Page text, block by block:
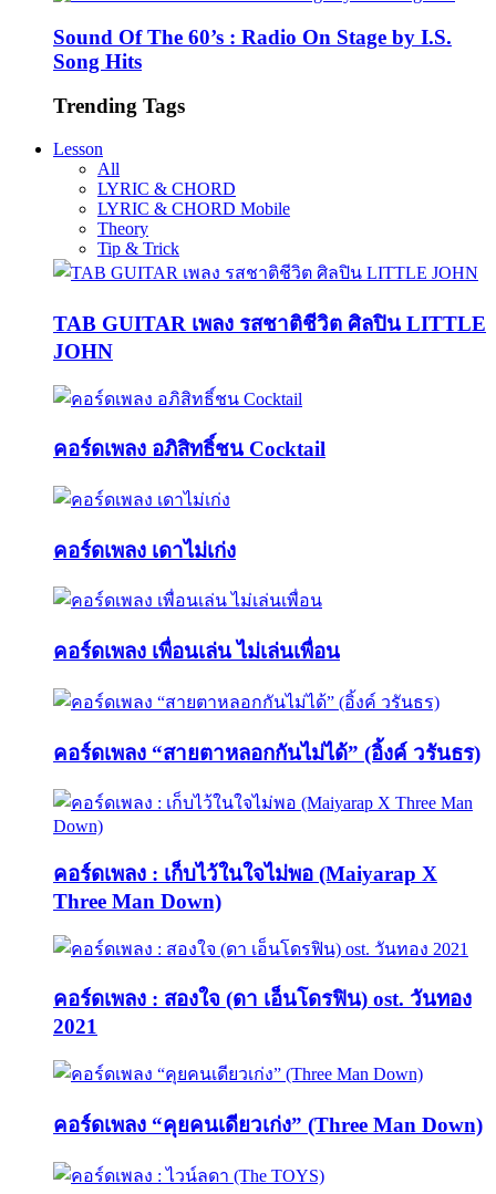
Sound Of The 60’s : Radio On Stage by I.S.
Song Hits
Trending Tags
Lesson
All
LYRIC & CHORD
LYRIC & CHORD Mobile
Theory
Tip & Trick
TAB GUITAR เพลง รสชาติชีวิต ศิลปิน LITTLE
JOHN
คอร์ดเพลง อภิสิทธิ์ชน Cocktail
คอร์ดเพลง เดาไม่เก่ง
คอร์ดเพลง เพื่อนเล่น ไม่เล่นเพื่อน
คอร์ดเพลง “สายตาหลอกกันไม่ได้” (อิ้งค์ วรันธร)
คอร์ดเพลง : เก็บไว้ในใจไม่พอ (Maiyarap X
Three Man Down)
คอร์ดเพลง : สองใจ (ดา เอ็นโดรฟิน) ost. วันทอง
2021
คอร์ดเพลง “คุยคนเดียวเก่ง” (Three Man Down)